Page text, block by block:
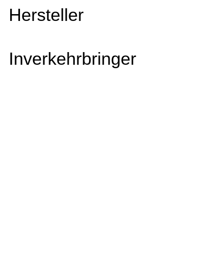
Hersteller
Inverkehrbringer